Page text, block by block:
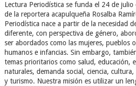
Lectura Periodística se funda el 24 de
de la reportera acapulqueña Rosalba
Periodística nace a partir de la necesidad
diferente, con perspectiva de género,
ser abordados como las mujeres, pueblos
humanos e infancias. Sin embargo,
temas prioritarios como salud, educación,
naturales, demanda social, ciencia,
y turismo. Nuestra misión es utilizar un